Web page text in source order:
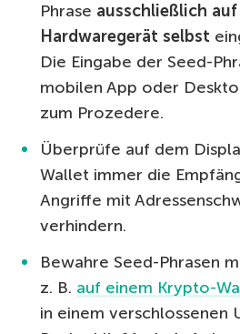
Phrase ausschließlich
Hardwaregerät selbst
Die Eingabe der Seed-
mobilen App oder
zum Prozedere.
Überprüfe auf dem
Wallet immer die
Angriffe mit
verhindern.
Bewahre Seed-Phrasen
z. B. auf einem Krypto-
in einem verschlossenen